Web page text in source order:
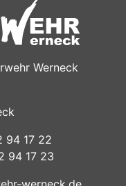
Werneck
94 17 22
94 17 23